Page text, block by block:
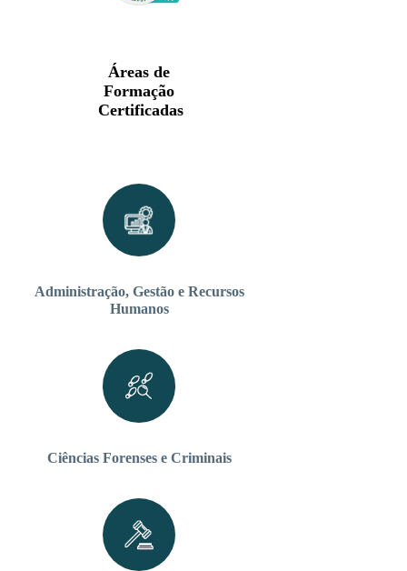
Áreas de
Formação
Certificadas
Administração, Gestão e Recursos
Humanos
Ciências Forenses e Criminais